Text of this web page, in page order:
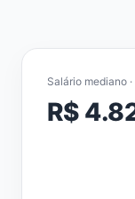
Salário mediano
R$